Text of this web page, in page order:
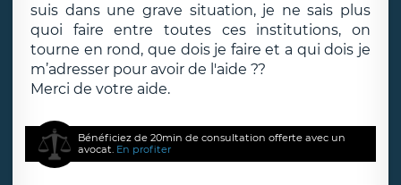
suis dans une grave situation, je ne sais plus
quoi faire entre toutes ces institutions, on
tourne en rond, que dois je faire et a qui dois je
m’adresser pour avoir de l'aide ??
Merci de votre aide.
Bénéficiez de 20min de consultation offerte avec un
avocat. En profiter